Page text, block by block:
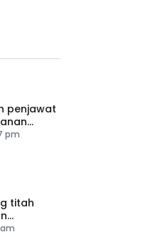
penjawat
pm
titah
pintu
am